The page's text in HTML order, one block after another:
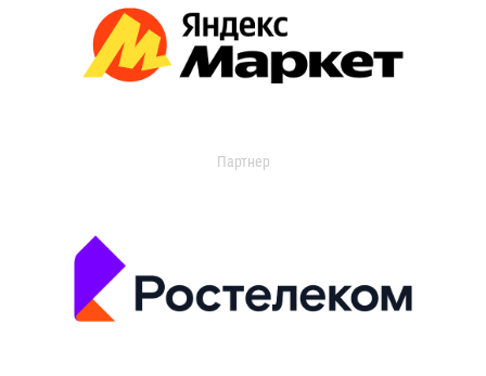
Партнер